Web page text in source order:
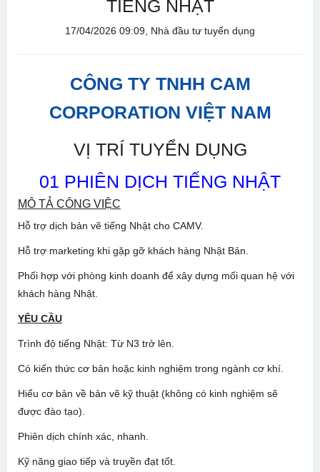
TIẾNG NHẬT
17/04/2026 09:09, Nhà đầu tư tuyển dụng
CÔNG TY TNHH CAM
CORPORATION VIỆT NAM
VỊ TRÍ TUYỂN DỤNG
01 PHIÊN DỊCH TIẾNG NHẬT
MÔ TẢ CÔNG VIỆC
Hỗ trợ dịch bản vẽ tiếng Nhật cho CAMV.
Hỗ trợ marketing khi gặp gỡ khách hàng Nhật Bản.
Phối hợp với phòng kinh doanh để xây dựng mối quan hệ với
khách hàng Nhật.
YÊU CẦU
Trình độ tiếng Nhật: Từ N3 trở lên.
Có kiến thức cơ bản hoặc kinh nghiệm trong ngành cơ khí.
Hiểu cơ bản về bản vẽ kỹ thuật (không có kinh nghiệm sẽ
được đào tạo).
Phiên dịch chính xác, nhanh.
Kỹ năng giao tiếp và truyền đạt tốt.